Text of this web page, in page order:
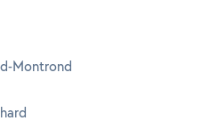
Montrond